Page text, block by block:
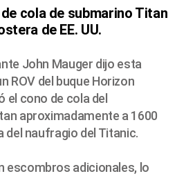
cola de submarino Titan
de EE. UU.
John Mauger dijo esta
ROV del buque Horizon
cono de cola del
aproximadamente a 1600
del naufragio del Titanic.
escombros adicionales, lo